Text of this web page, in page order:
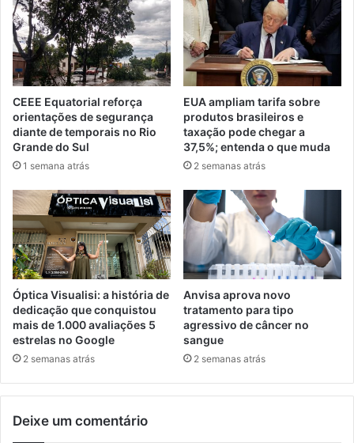
CEEE Equatorial reforça
orientações de segurança
diante de temporais no Rio
Grande do Sul
1 semana atrás
EUA ampliam tarifa sobre
produtos brasileiros e
taxação pode chegar a
37,5%; entenda o que muda
2 semanas atrás
Óptica Visualisi: a história de
dedicação que conquistou
mais de 1.000 avaliações 5
estrelas no Google
2 semanas atrás
Anvisa aprova novo
tratamento para tipo
agressivo de câncer no
sangue
2 semanas atrás
Deixe um comentário